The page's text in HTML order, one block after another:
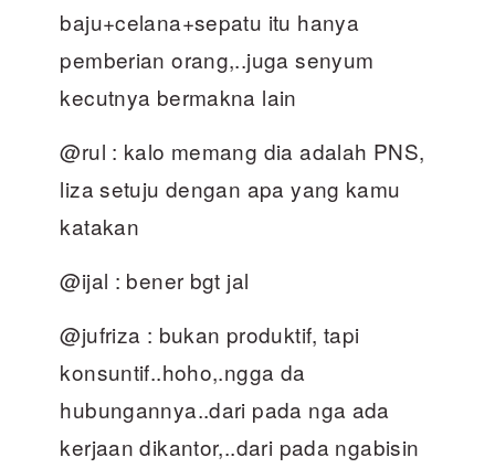
baju+celana+sepatu itu hanya
pemberian orang,..juga senyum
kecutnya bermakna lain
@rul : kalo memang dia adalah PNS,
liza setuju dengan apa yang kamu
katakan
@ijal : bener bgt jal
@jufriza : bukan produktif, tapi
konsuntif..hoho,.ngga da
hubungannya..dari pada nga ada
kerjaan dikantor,..dari pada ngabisin